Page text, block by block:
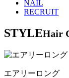
NAIL
RECRUIT
STYLEHair
エアリーロング